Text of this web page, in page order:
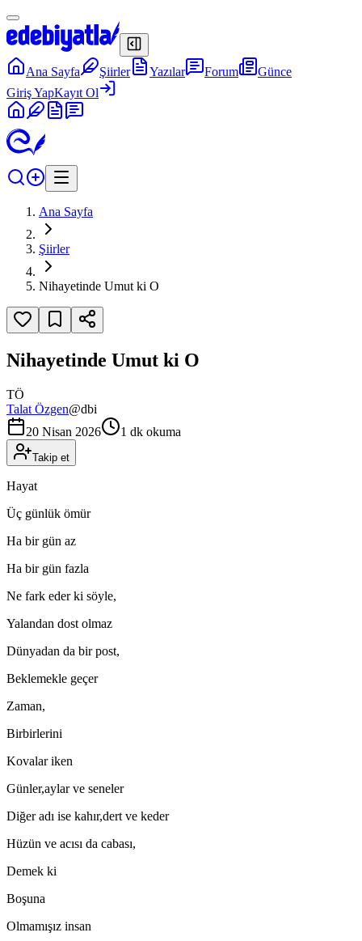
Ana Sayfa Şiirler Yazılar Forum
Günce
Giriş YapKayıt Ol
Ana Sayfa
Şiirler
Nihayetinde Umut ki O
Nihayetinde Umut ki O
TÖ
Talat Özgen@dbi
20 Nisan 2026
1 dk okuma
Takip et
Hayat
Üç günlük ömür
Ha bir gün az
Ha bir gün fazla
Ne fark eder ki söyle,
Yalandan dost olmaz
Dünyadan da bir post,
Beklemekle geçer
Zaman,
Birbirlerini
Kovalar iken
Günler,aylar ve seneler
Diğer adı ise kahır,dert ve keder
Hüzün ve acısı da cabası,
Demek ki
Boşuna
Olmamışız insan